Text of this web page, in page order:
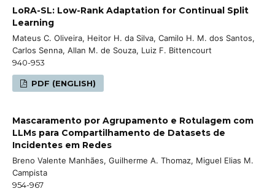
LoRA-SL: Low-Rank Adaptation for Continual Split
Learning
Mateus C. Oliveira, Heitor H. da Silva, Camilo H. M. dos Santos,
Carlos Senna, Allan M. de Souza, Luiz F. Bittencourt
940-953
PDF (ENGLISH)
Mascaramento por Agrupamento e Rotulagem com
LLMs para Compartilhamento de Datasets de
Incidentes em Redes
Breno Valente Manhães, Guilherme A. Thomaz, Miguel Elias M.
Campista
954-967